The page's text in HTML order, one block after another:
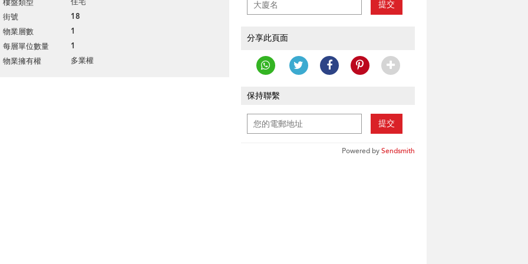
樓盤類型
街號 18
物業層數 1
每層單位數量 1
物業擁有權 多業權
提交
分享此頁面
保持聯繫
提交
Powered bySendsmith